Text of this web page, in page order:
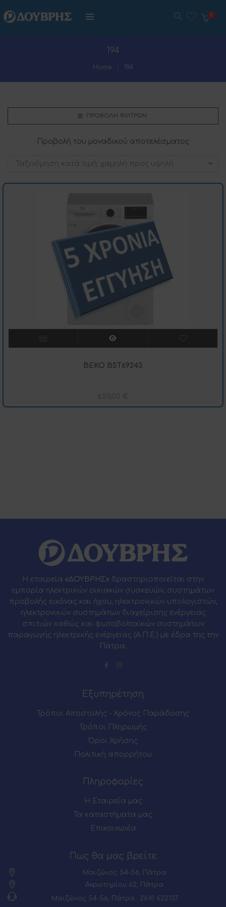
194
Home 194
ΠΡΟΒΟΛΉ ΦΊΛΤΡΩΝ
Προβολή του μοναδικού αποτελέσματος
Ταξινόμηση κατά τιμή: χαμηλή προς υψηλή
BEKO B5T69243
650,00 €
Η εταιρεία «ΔΟΥΒΡΗΣ» δραστηριοποιείται στην
εμπορία ηλεκτρικών οικιακών συσκευών, συστημάτων
προβολής εικόνας και ήχου, ηλεκτρονικών υπολογιστών,
ηλεκτρονικών συστημάτων διαχείρισης ενέργειας
σπιτιών καθώς και φωτοβολταϊκών συστημάτων
παραγωγής ηλεκτρικής ενέργειας (Α.Π.Ε.) με έδρα της την
Πάτρα.
Εξυπηρέτηση
Τρόποι Αποστολής - Χρόνος Παράδοσης
Τρόποι Πληρωμής
Όροι Χρήσης
Πολιτική απορρήτου
Πληροφορίες
Η Εταιρεία μας
Τα καταστήματα μας
Επικοινωνία
Πως θα μας βρείτε
Μαιζώνος 54-56, Πάτρα
Ακρωτηρίου 62, Πάτρα
Μαιζώνος 54-56, Πάτρα : 2610 622137